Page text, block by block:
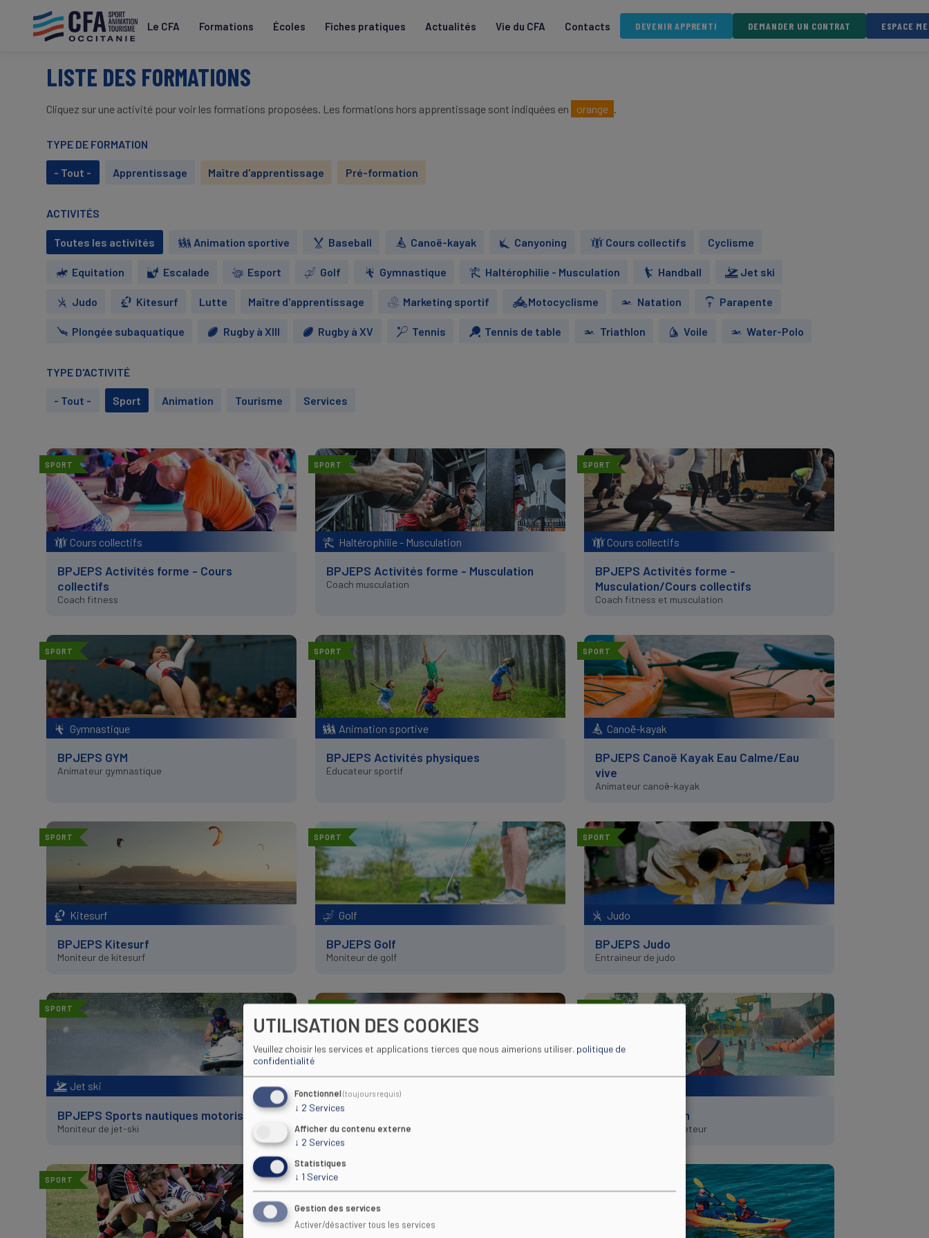
contenu
Le CFA Formations Écoles Fiches pratiques Actualités Vie du CFA Contacts DEVENIR APPRENTI DEMANDER UN CONTRAT ESPACE
LISTE DES FORMATIONS
Cliquez sur une activité pour voir les formations proposées. Les formations hors apprentissage sont indiquées en orange .
TYPE DE FORMATION
- Tout - Apprentissage Maître d'apprentissage Pré-formation
ACTIVITÉS
Toutes les activités Animation sportive Baseball Canoë-kayak Canyoning Cours collectifs Cyclisme
Equitation Escalade Esport Golf Gymnastique Haltérophilie - Musculation Handball Jet ski
Judo Kitesurf Lutte Maître d'apprentissage Marketing sportif Motocyclisme Natation Parapente
Plongée subaquatique Rugby à XIII Rugby à XV Tennis Tennis de table Triathlon Voile Water-Polo
TYPE D'ACTIVITÉ
- Tout - Sport Animation Tourisme Services
SPORT
Cours collectifs
BPJEPS Activités forme - Cours
collectifs
Coach fitness
SPORT
Haltérophilie - Musculation
BPJEPS Activités forme - Musculation
Coach musculation
SPORT
Cours collectifs
BPJEPS Activités forme -
Musculation/Cours collectifs
Coach fitness et musculation
SPORT
Gymnastique
BPJEPS GYM
Animateur gymnastique
SPORT
Animation sportive
BPJEPS Activités physiques
Éducateur sportif
SPORT
Canoë-kayak
BPJEPS Canoë Kayak Eau Calme/Eau
vive
Animateur canoë-kayak
SPORT
Kitesurf
BPJEPS Kitesurf
Moniteur de kitesurf
SPORT
Golf
BPJEPS Golf
Moniteur de golf
SPORT
Judo
BPJEPS Judo
Entraineur de judo
SPORT
Jet ski
BPJEPS Sports nautiques motorisés
Moniteur de jet-ski
BPJEPS Tennis de table
Moniteur de tennis de table
BPJEPS Natation
Maître-Nageur Sauveteur
SPORT SPORT
UTILISATION DES COOKIES
Veuillez choisir les services et applications tierces que nous aimerions utiliser. politique de
confidentialité
Fonctionnel(toujours requis)
↓ 2 Services
Afficher du contenu externe
↓ 2 Services
Statistiques
↓ 1 Service
Gestion des services
Activer/désactiver tous les services